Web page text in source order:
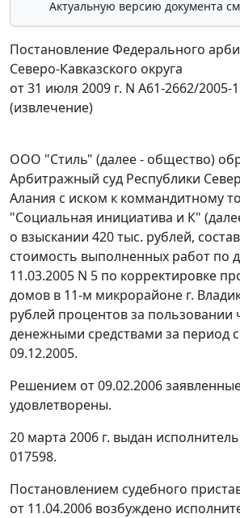
Актуальную версию документа
Постановление Федерального
Северо-Кавказского округа
от 31 июля 2009 г. N А61-2662/2005-
(извлечение)
ООО "Стиль" (далее - общество)
Арбитражный суд Республики
Алания с иском к коммандитному
"Социальная инициатива и К"
о взыскании 420 тыс. рублей,
стоимость выполненных работ по
11.03.2005 N 5 по корректировке
домов в 11-м микрорайоне г.
рублей процентов за пользовании
денежными средствами за период
09.12.2005.
Решением от 09.02.2006
удовлетворены.
20 марта 2006 г. выдан
017598.
Постановлением судебного
от 11.04.2006 возбуждено